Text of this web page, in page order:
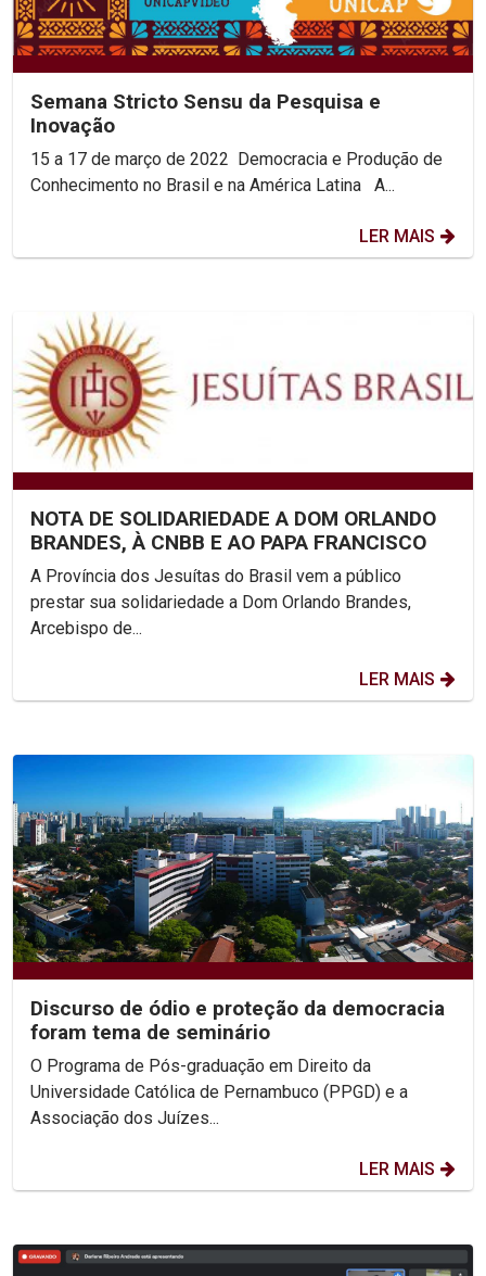
Semana Stricto Sensu da Pesquisa e
Inovação
15 a 17 de março de 2022 Democracia e Produção de
Conhecimento no Brasil e na América Latina A...
LER MAIS
NOTA DE SOLIDARIEDADE A DOM ORLANDO
BRANDES, À CNBB E AO PAPA FRANCISCO
A Província dos Jesuítas do Brasil vem a público
prestar sua solidariedade a Dom Orlando Brandes,
Arcebispo de...
LER MAIS
Discurso de ódio e proteção da democracia
foram tema de seminário
O Programa de Pós-graduação em Direito da
Universidade Católica de Pernambuco (PPGD) e a
Associação dos Juízes...
LER MAIS